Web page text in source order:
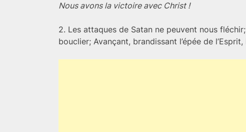
Nous avons la victoire avec Christ !
2. Les attaques de Satan ne peuvent nous
bouclier; Avançant, brandissant l’épée de